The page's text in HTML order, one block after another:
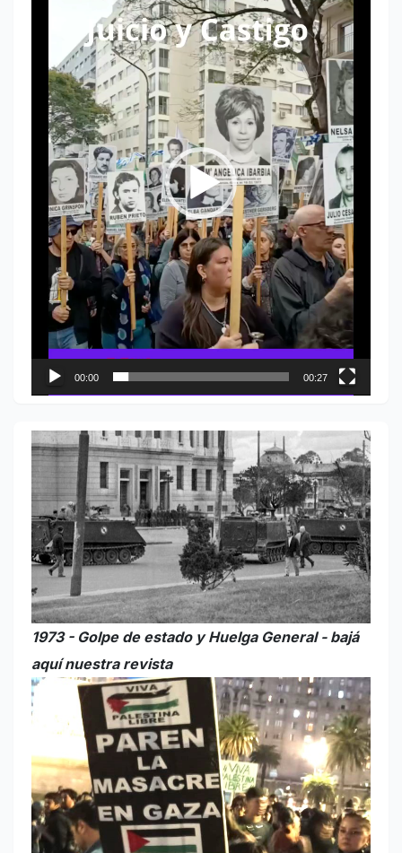
00:00 00:27
1973 - Golpe de estado y Huelga General - bajá
aquí nuestra revista